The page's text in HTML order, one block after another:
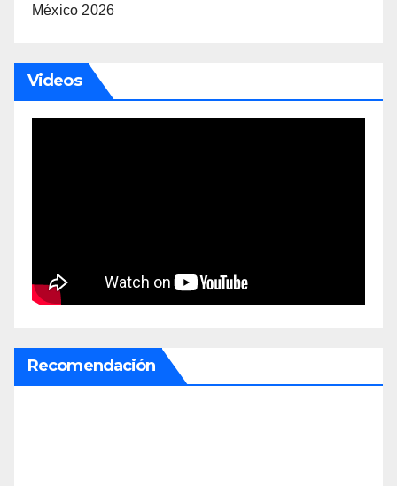
México 2026
Videos
Recomendación